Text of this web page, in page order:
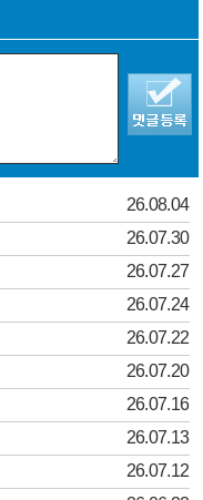
26.08.04
26.07.30
26.07.27
26.07.24
26.07.22
26.07.20
26.07.16
26.07.13
26.07.12